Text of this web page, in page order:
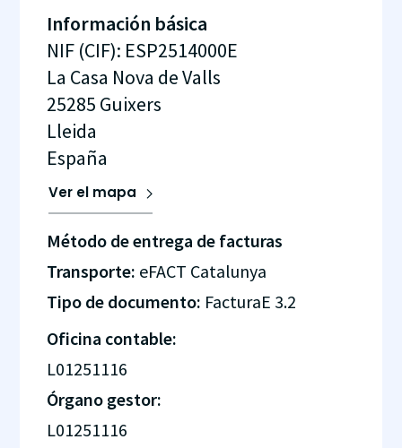
Información básica
NIF (CIF): ESP2514000E
La Casa Nova de Valls
25285 Guixers
Lleida
España
Ver el mapa
Método de entrega de facturas
Transporte: eFACT Catalunya
Tipo de documento: FacturaE 3.2
Oficina contable:
L01251116
Órgano gestor:
L01251116